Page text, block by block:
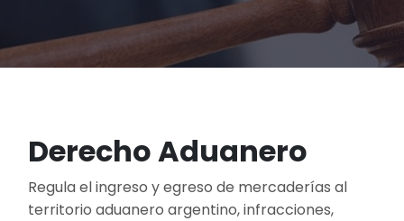
Derecho Aduanero
Regula el ingreso y egreso de mercaderías al
territorio aduanero argentino, infracciones,